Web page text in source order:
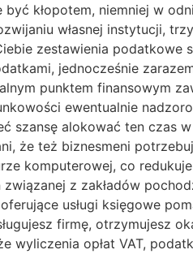
kłopotem, niemniej w
własnej instytucji,
zestawienia podatkowe
jednocześnie
punktem finansowym
ewentualnie
szansę alokować ten czas
że też biznesmeni
komputerowej, co
z zakładów
usługi księgowe
firmę, otrzymujesz
wyliczenia opłat VAT,